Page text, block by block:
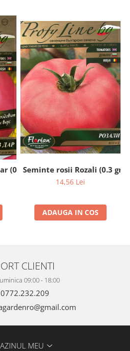
(0.2 gr)Seminte rosii Rozali (0.3 gr)
14,56 Lei
ADAUGA IN COS
CLIENTI
09:00 - 18:00
0772.232.209
MEU